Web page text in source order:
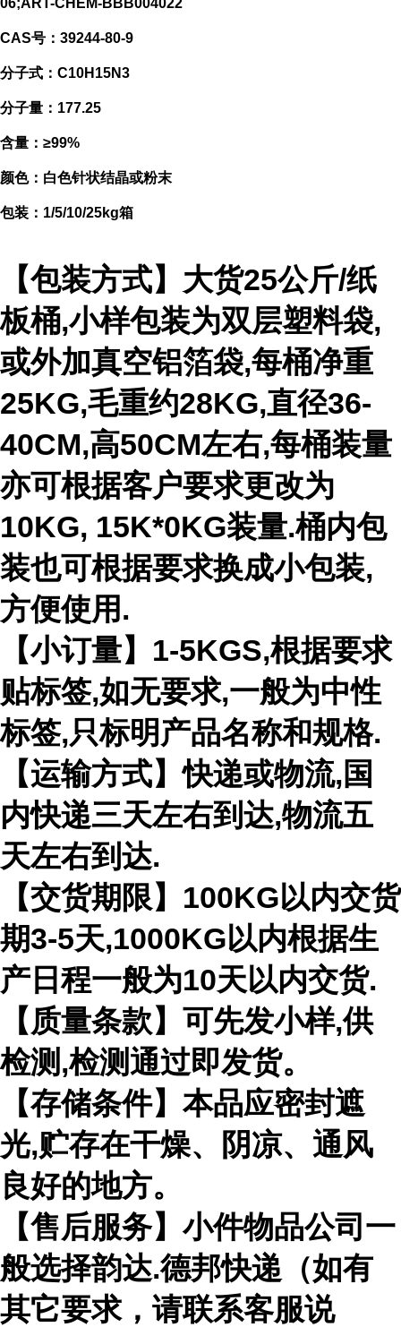
06;ART-CHEM-BBB004022
CAS号：39244-80-9
分子式：C10H15N3
分子量：177.25
含量：≥99%
颜色：白色针状结晶或粉末
包装：1/5/10/25kg箱
【包装方式】大货25公斤/纸
板桶,小样包装为双层塑料袋,
或外加真空铝箔袋,每桶净重
25KG,毛重约28KG,直径36-
40CM,高50CM左右,每桶装量
亦可根据客户要求更改为
10KG, 15K*0KG装量.桶内包
装也可根据要求换成小包装,
方便使用.
【小订量】1-5KGS,根据要求
贴标签,如无要求,一般为中性
标签,只标明产品名称和规格.
【运输方式】快递或物流,国
内快递三天左右到达,物流五
天左右到达.
【交货期限】100KG以内交货
期3-5天,1000KG以内根据生
产日程一般为10天以内交货.
【质量条款】可先发小样,供
检测,检测通过即发货。
【存储条件】本品应密封遮
光,贮存在干燥、阴凉、通风
良好的地方。
【售后服务】小件物品公司一
般选择韵达.德邦快递（如有
其它要求，请联系客服说